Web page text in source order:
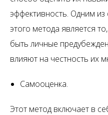
эффективность. Одним
этого метода является
быть личные
влияют на честность их
Самооценка.
Этот метод включает в